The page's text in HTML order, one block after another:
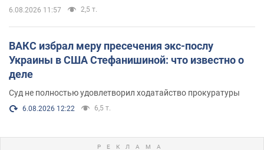
6.08.2026 11:57 2,5 т.
ВАКС избрал меру пресечения экс-послу
Украины в США Стефанишиной: что известно о
деле
Суд не полностью удовлетворил ходатайство прокуратуры
6.08.2026 12:22 6,5 т.